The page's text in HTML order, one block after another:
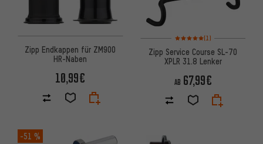
Zipp Endkappen für ZM900
HR-Naben
10,99€
Bewertungen: 5 von 5
(1)
Zipp Service Course SL-70
XPLR 31.8 Lenker
AB 67,99€
-51 %